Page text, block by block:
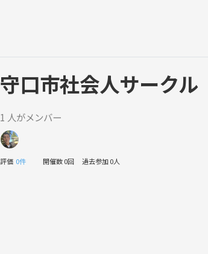
守口市社会人サークル
1 人がメンバー
評価 0件 開催数 0回 過去参加 0人